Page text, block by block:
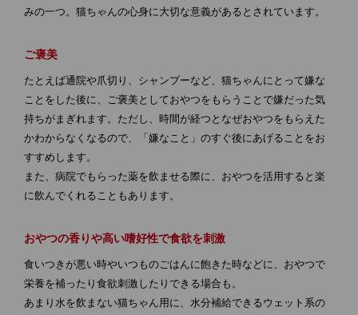
みの一つ。猫ちゃんの心身に大切な意義があるとされています。
ご褒美
たとえば通院や爪切り、シャンプーなど、猫ちゃんにとって嫌な
ことをした後に、ご褒美としておやつをもらうことで嫌だった気
持ちがまぎれます。ただし、時間が経つとなぜおやつをもらえた
かわからなくなるので、「嫌なこと」のすぐ後にあげることをお
すすめします。
また、病院でもらった薬を飲ませる際に、おやつを活用すると楽
に飲んでくれることもあります。
おやつの香りや高い嗜好性で食欲を刺激
食いつきが悪い時やいつものごはんに飽きた時などに、おやつで
栄養を補ったり食欲刺激したりできる場合も。
あまり水を飲まない猫ちゃん用に、水分補給できるウェット系の